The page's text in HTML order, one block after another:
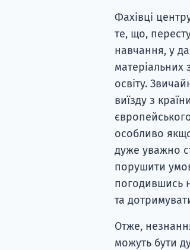
Фахівці
те, що,
навчання, у
матеріальних
освіту.
виїзду з
особливо
дуже уважно
порушити
погодившись
та
Отже,
можуть бути